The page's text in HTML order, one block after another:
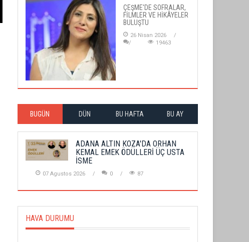
ÇEŞME'DE SOFRALAR,
FİLMLER VE HİKÂYELER
BULUŞTU
26 Nisan 2026
19463
BUGÜN DÜN BU HAFTA BU AY
ADANA ALTIN KOZA'DA ORHAN
KEMAL EMEK ÖDÜLLERİ ÜÇ USTA
İSME
07 Agustos 2026 0 87
HAVA DURUMU